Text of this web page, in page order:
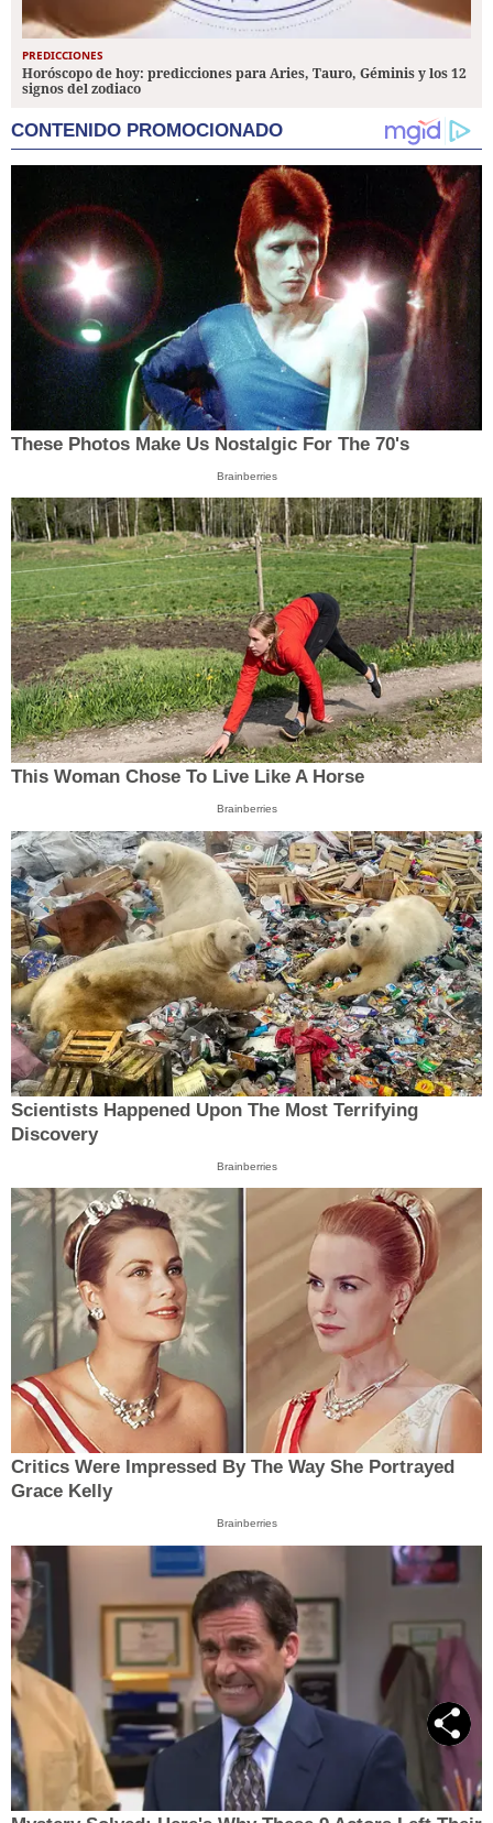
PREDICCIONES
Horóscopo de hoy: predicciones para Aries, Tauro, Géminis y los 12
signos del zodiaco
CONTENIDO PROMOCIONADO
These Photos Make Us Nostalgic For The 70's
Brainberries
This Woman Chose To Live Like A Horse
Brainberries
Scientists Happened Upon The Most Terrifying
Discovery
Brainberries
Critics Were Impressed By The Way She Portrayed
Grace Kelly
Brainberries